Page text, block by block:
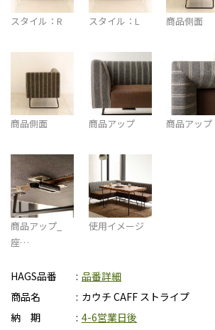
スタイル：R スタイル：L 商品側面
商品側面 商品アップ 商品アップ
商品アップ_
座…
使用イメージ
HAGS品番
品番詳細
商品名
カウチ CAFF ストライプ
納 期
4-6営業日後